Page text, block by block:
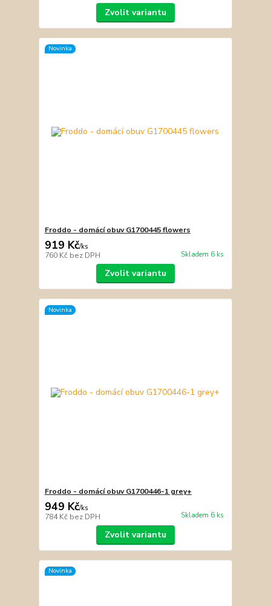
Zvolit variantu
Novinka
Froddo - domácí obuv G1700445 flowers
919 Kč/ks
760 Kč bez DPH Skladem 6 ks
Zvolit variantu
Novinka
Froddo - domácí obuv G1700446-1 grey+
949 Kč/ks
784 Kč bez DPH Skladem 6 ks
Zvolit variantu
Novinka